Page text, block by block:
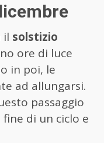
il solstizio
ore di luce
in poi, le
ad allungarsi.
passaggio
di un ciclo e